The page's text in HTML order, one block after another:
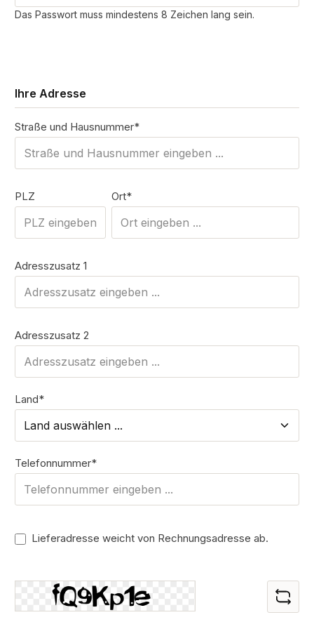
Das Passwort muss mindestens 8 Zeichen lang sein.
Ihre Adresse
Straße und Hausnummer*
PLZ Ort*
Adresszusatz 1
Adresszusatz 2
Land*
Telefonnummer*
Lieferadresse weicht von Rechnungsadresse ab.